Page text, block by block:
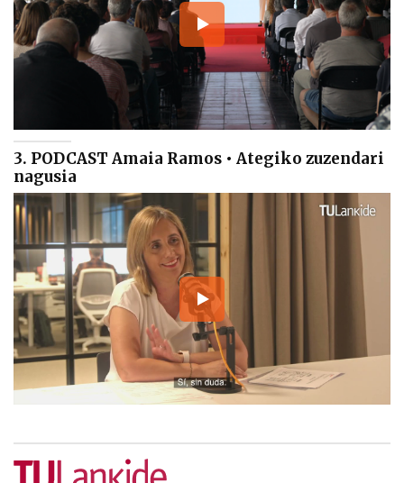
3. PODCAST Amaia Ramos • Ategiko zuzendari
nagusia